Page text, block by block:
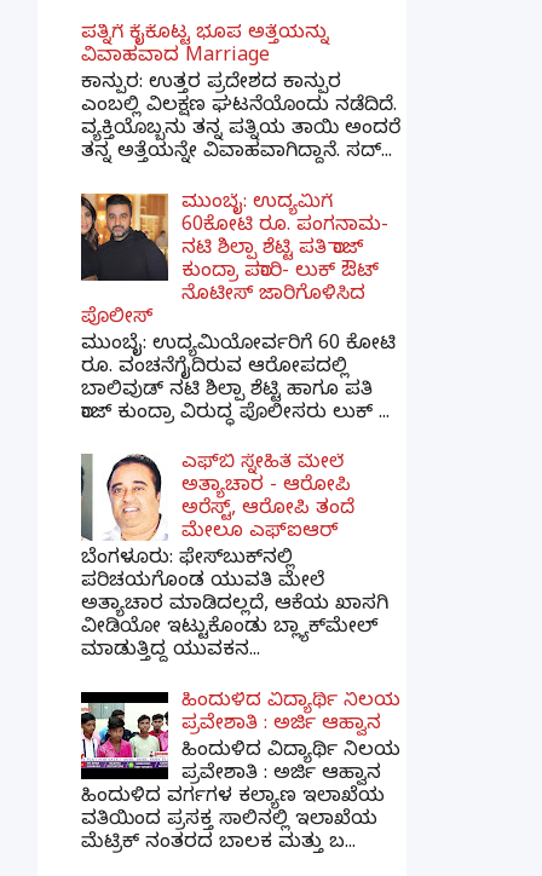
ಪತ್ನಿಗೆ ಕೈಕೊಟ್ಟ ಭೂಪ ಅತ್ತೆಯನ್ನು
ವಿವಾಹವಾದ Marriage
ಕಾನ್ಪುರ: ಉತ್ತರ ಪ್ರದೇಶದ ಕಾನ್ಪುರ
ಎಂಬಲ್ಲಿ ವಿಲಕ್ಷಣ ಘಟನೆಯೊಂದು ನಡೆದಿದೆ.
ವ್ಯಕ್ತಿಯೊಬ್ಬನು ತನ್ನ ಪತ್ನಿಯ ತಾಯಿ ಅಂದರೆ
ತನ್ನ ಅತ್ತೆಯನ್ನೇ ವಿವಾಹವಾಗಿದ್ದಾನೆ. ಸದ್...
ಮುಂಬೈ: ಉದ್ಯಮಿಗೆ
60ಕೋಟಿ ರೂ. ಪಂಗನಾಮ-
ನಟಿ ಶಿಲ್ಪಾ ಶೆಟ್ಟಿ ಪತಿ ರಾಜ್
ಕುಂದ್ರಾ ಪರಾರಿ- ಲುಕ್ ಔಟ್
ನೊಟೀಸ್ ಜಾರಿಗೊಳಿಸಿದ
ಪೊಲೀಸ್
ಮುಂಬೈ: ಉದ್ಯಮಿಯೋರ್ವರಿಗೆ 60 ಕೋಟಿ
ರೂ. ವಂಚನೆಗೈದಿರುವ ಆರೋಪದಲ್ಲಿ
ಬಾಲಿವುಡ್ ನಟಿ ಶಿಲ್ಪಾ ಶೆಟ್ಟಿ ಹಾಗೂ ಪತಿ
ರಾಜ್ ಕುಂದ್ರಾ ವಿರುದ್ಧ ಪೊಲೀಸರು ಲುಕ್ ...
ಎಫ್‌ಬಿ ಸ್ನೇಹಿತೆ ಮೇಲೆ
ಅತ್ಯಾಚಾರ - ಆರೋಪಿ
ಅರೆಸ್ಟ್, ಆರೋಪಿ ತಂದೆ
ಮೇಲೂ ಎಫ್ಐಆರ್
ಬೆಂಗಳೂರು: ಫೇಸ್‌ಬುಕ್‌ನಲ್ಲಿ
ಪರಿಚಯಗೊಂಡ ಯುವತಿ ಮೇಲೆ
ಅತ್ಯಾಚಾರ ಮಾಡಿದಲ್ಲದೆ, ಆಕೆಯ ಖಾಸಗಿ
ವೀಡಿಯೋ ಇಟ್ಟುಕೊಂಡು ಬ್ಲ್ಯಾಕ್‌ಮೇಲ್
ಮಾಡುತ್ತಿದ್ದ ಯುವಕನ...
ಹಿಂದುಳಿದ ವಿದ್ಯಾರ್ಥಿ ನಿಲಯ
ಪ್ರವೇಶಾತಿ : ಅರ್ಜಿ ಆಹ್ವಾನ
ಹಿಂದುಳಿದ ವಿದ್ಯಾರ್ಥಿ ನಿಲಯ
ಪ್ರವೇಶಾತಿ : ಅರ್ಜಿ ಆಹ್ವಾನ
ಹಿಂದುಳಿದ ವರ್ಗಗಳ ಕಲ್ಯಾಣ ಇಲಾಖೆಯ
ವತಿಯಿಂದ ಪ್ರಸಕ್ತ ಸಾಲಿನಲ್ಲಿ ಇಲಾಖೆಯ
ಮೆಟ್ರಿಕ್ ನಂತರದ ಬಾಲಕ ಮತ್ತು ಬ...